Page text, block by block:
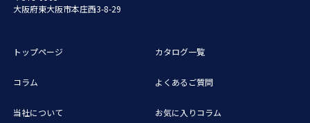
大阪府東大阪市本庄西3-8-29
トップページ
コラム
当社について
カタログ一覧
よくあるご質問
お気に入りコラム